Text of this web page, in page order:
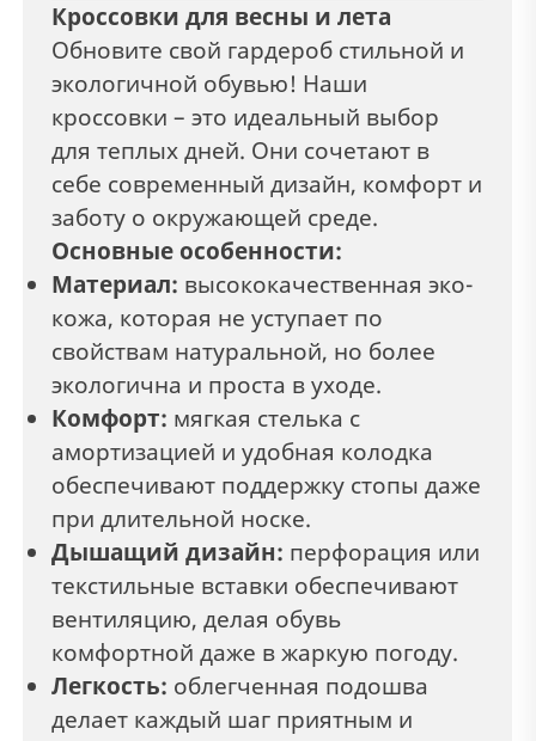
Кроссовки для весны и лета
Обновите свой гардероб стильной и
экологичной обувью! Наши
кроссовки – это идеальный выбор
для теплых дней. Они сочетают в
себе современный дизайн, комфорт и
заботу о окружающей среде.
Основные особенности:
Материал: высококачественная эко-
кожа, которая не уступает по
свойствам натуральной, но более
экологична и проста в уходе.
Комфорт: мягкая стелька с
амортизацией и удобная колодка
обеспечивают поддержку стопы даже
при длительной носке.
Дышащий дизайн: перфорация или
текстильные вставки обеспечивают
вентиляцию, делая обувь
комфортной даже в жаркую погоду.
Легкость: облегченная подошва
делает каждый шаг приятным и